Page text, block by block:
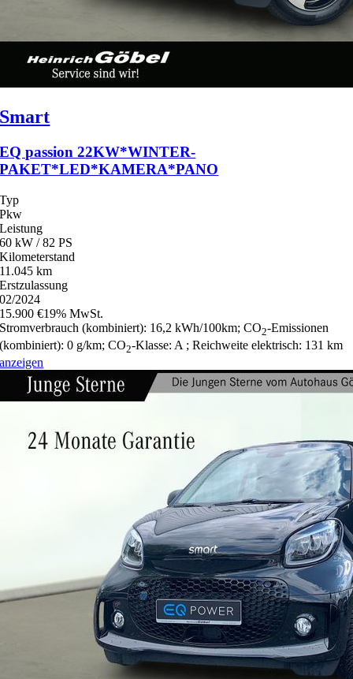
Smart
EQ passion 22KW*WINTER-
PAKET*LED*KAMERA*PANO
Typ
Pkw
Leistung
60 kW / 82 PS
Kilometerstand
11.045 km
Erstzulassung
02/2024
15.900 €19% MwSt.
Stromverbrauch (kombiniert): 16,2 kWh/100km;CO2-Emissionen
(kombiniert):0 g/km;CO2-Klasse: A ;Reichweite elektrisch: 131 km
anzeigen